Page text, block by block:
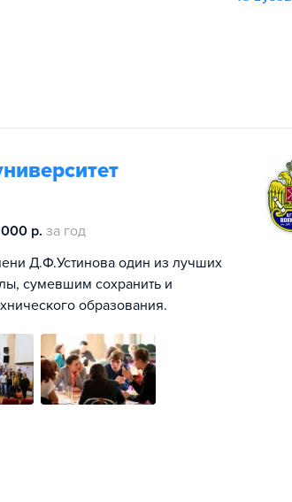
р. за год
Д.Ф.Устинова один из лучших
сумевшим сохранить и
образования.